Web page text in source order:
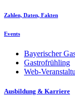
Zahlen, Daten, Fakten
Events
Bayerischer
Gastrofrühling
Web-
Ausbildung & Karriere